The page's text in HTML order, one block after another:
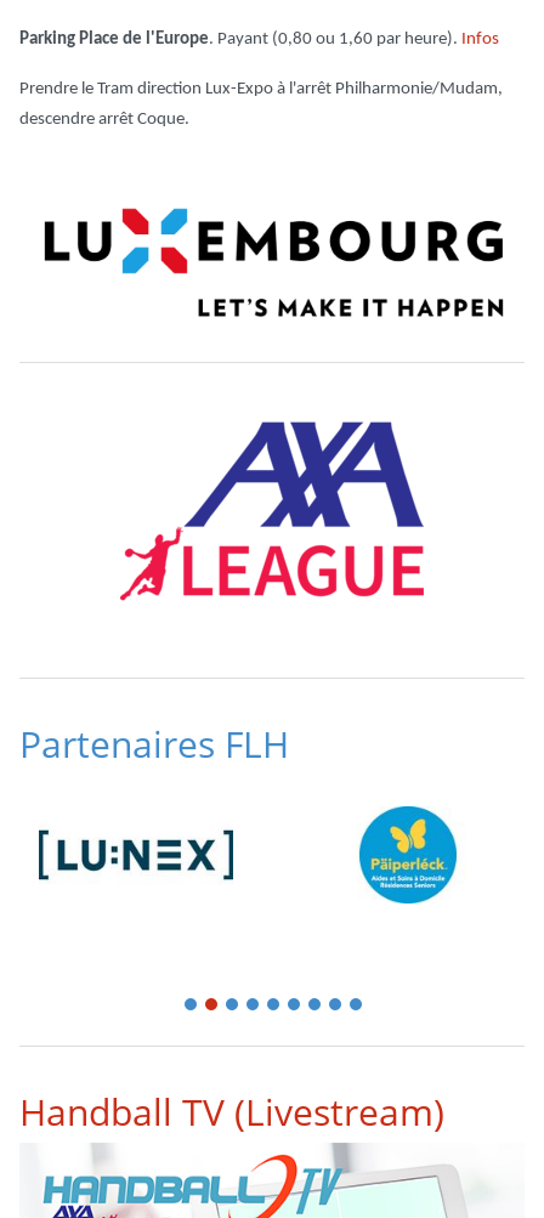
Parking Place de l'Europe. Payant (0,80 ou 1,60 par heure). Infos
Prendre le Tram direction Lux-Expo à l'arrêt Philharmonie/Mudam,
descendre arrêt Coque.
Partenaires FLH
1 2 3 4 5 6 7 8 9
Handball TV (Livestream)